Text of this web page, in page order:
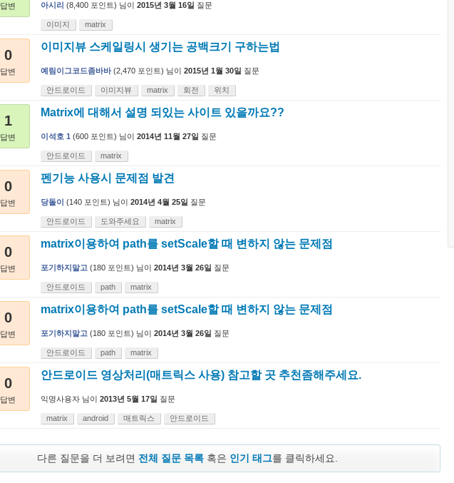
답변 아시리 (8,400 포인트) 님이 2015년 3월 16일 질문
이미지 matrix
0
답변
이미지뷰 스케일링시 생기는 공백크기 구하는법
예림이그코드좀바바 (2,470 포인트) 님이 2015년 1월 30일 질문
안드로이드 이미지뷰 matrix 회전 위치
1
답변
Matrix에 대해서 설명 되있는 사이트 있을까요??
이석호 1 (600 포인트) 님이 2014년 11월 27일 질문
안드로이드 matrix
0
답변
펜기능 사용시 문제점 발견
당돌이 (140 포인트) 님이 2014년 4월 25일 질문
안드로이드 도와주세요 matrix
0
답변
matrix이용하여 path를 setScale할 때 변하지 않는 문제점
포기하지말고 (180 포인트) 님이 2014년 3월 26일 질문
안드로이드 path matrix
0
답변
matrix이용하여 path를 setScale할 때 변하지 않는 문제점
포기하지말고 (180 포인트) 님이 2014년 3월 26일 질문
안드로이드 path matrix
0
답변
안드로이드 영상처리(매트릭스 사용) 참고할 곳 추천좀해주세요.
익명사용자 님이 2013년 5월 17일 질문
matrix android 매트릭스 안드로이드
다른 질문을 더 보려면 전체 질문 목록 혹은 인기 태그를 클릭하세요.